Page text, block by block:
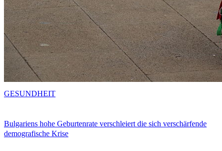
Bulgariens hohe Geburtenrate verschleiert die sich verschärfende
demografische Krise
GESUNDHEIT